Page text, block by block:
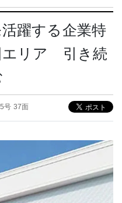
躍する企業特
エリア 引き続
号 37面